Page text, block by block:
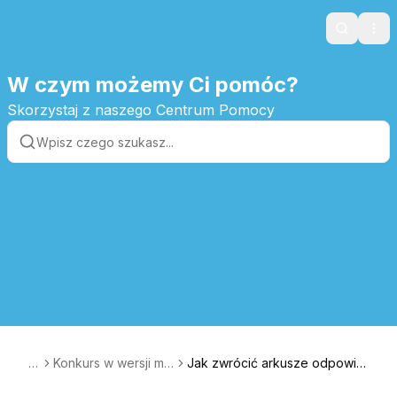
Search
W czym możemy Ci pomóc?
Skorzystaj z naszego Centrum Pomocy
P
Konkurs w wersji mi
Jak zwrócić arkusze odpowie